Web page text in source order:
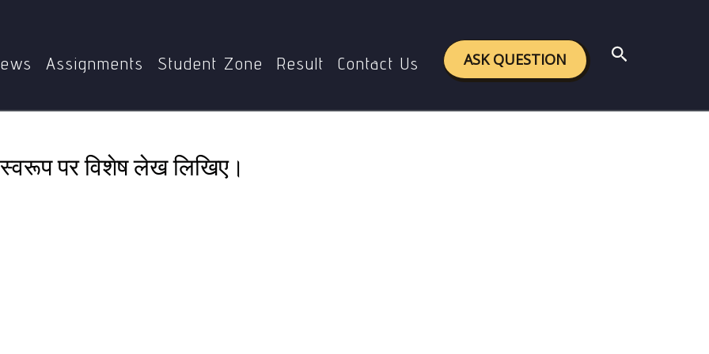
Assignments Student Zone Result Contact Us ASK QUESTION Search
पर विशेष लेख लिखिए।